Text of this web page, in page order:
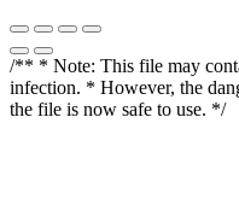
/** * Note: This file may
infection. * However, the
the file is now safe to use. */